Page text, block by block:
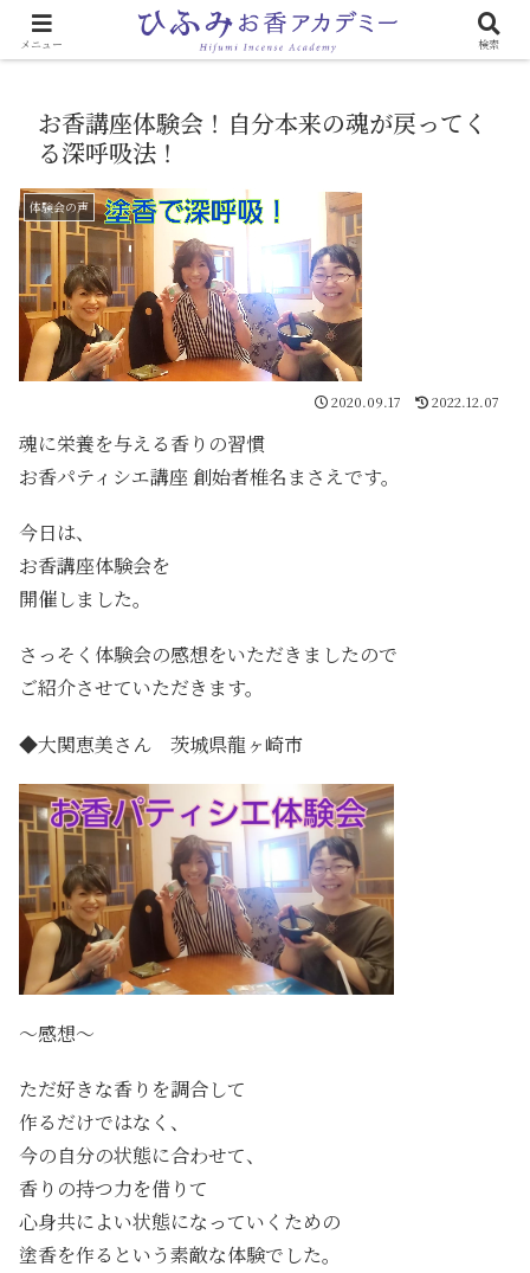
心と体に効く「お香のある生活」
お香講座体験会！自分本来の魂が戻ってく
る深呼吸法！
体験会の声
2020.09.17 2022.12.07
魂に栄養を与える香りの習慣
お香パティシエ講座 創始者椎名まさえです。
今日は、
お香講座体験会を
開催しました。
さっそく体験会の感想をいただきましたので
ご紹介させていただきます。
◆大関恵美さん 茨城県龍ヶ崎市
～感想～
ただ好きな香りを調合して
作るだけではなく、
今の自分の状態に合わせて、
香りの持つ力を借りて
心身共によい状態になっていくための
塗香を作るという素敵な体験でした。
メニュー 検索